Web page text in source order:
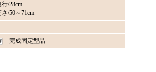
行/28cm
さ/50～71cm
完成固定型品